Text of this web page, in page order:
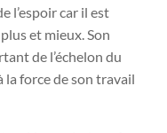
l’espoir car il est
et mieux. Son
de l’échelon du
la force de son travail